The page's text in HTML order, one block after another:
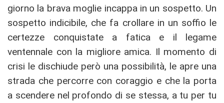
giorno la brava moglie incappa in un sospetto. Un
sospetto indicibile, che fa crollare in un soffio le
certezze conquistate a fatica e il legame
ventennale con la migliore amica. Il momento di
crisi le dischiude però una possibilità, le apre una
strada che percorre con coraggio e che la porta
a scendere nel profondo di se stessa, a tu per tu